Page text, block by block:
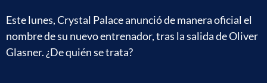
Este lunes, Crystal Palace anunció de manera oficial el
nombre de su nuevo entrenador, tras la salida de Oliver
Glasner. ¿De quién se trata?